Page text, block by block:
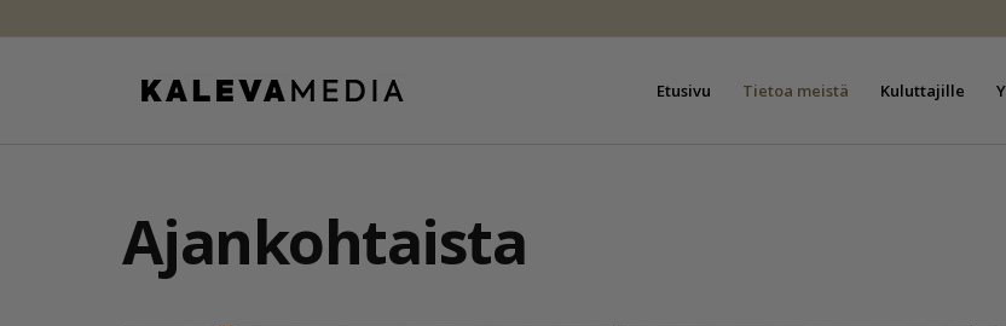
Etusivu Tietoa meistä Kuluttajille
Ajankohtaista